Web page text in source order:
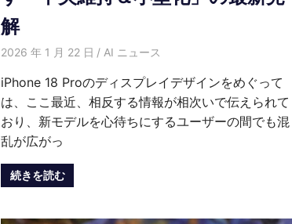
解
2026 年 1 月 22 日 HongWei
AI ニュース
iPhone 18 Proのディスプレイデザインをめぐって
は、ここ最近、相反する情報が相次いで伝えられて
おり、新モデルを心待ちにするユーザーの間でも混
乱が広がっ
続きを読む